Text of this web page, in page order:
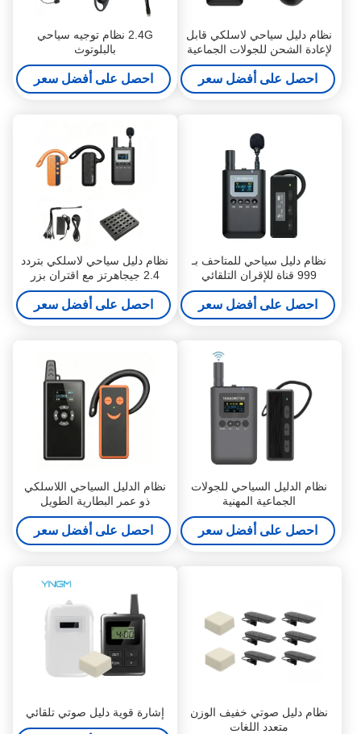
نظام دليل سياحي لاسلكي قابل
لإعادة الشحن للجولات الجماعية
احصل على أفضل سعر
2.4G نظام توجيه سياحي
بالبلوتوث
احصل على أفضل سعر
نظام دليل سياحي للمتاحف بـ
999 قناة للإقران التلقائي
احصل على أفضل سعر
نظام دليل سياحي لاسلكي بتردد
2.4 جيجاهرتز مع اقتران بزر
واحد
احصل على أفضل سعر
نظام الدليل السياحي للجولات
الجماعية المهنية
احصل على أفضل سعر
نظام الدليل السياحي اللاسلكي
ذو عمر البطارية الطويل
للمعارض
احصل على أفضل سعر
نظام دليل صوتي خفيف الوزن
متعدد اللغات
إشارة قوية دليل صوتي تلقائي